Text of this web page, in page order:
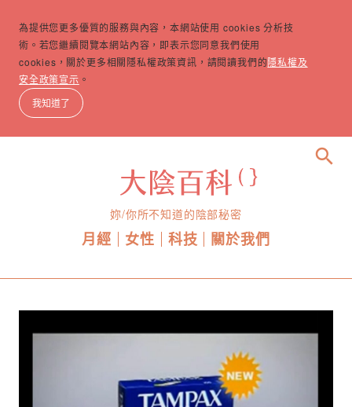
為提供您更多優質的服務與內容，本網站使用 cookies 分析技
術。若您繼續閱覽本網站內容，即表示您同意我們使用
cookies，關於更多相關隱私權政策資訊，請閱讀我們的隱私權及
安全政策宣示 。
我知道了
妳/你所不知道的陰部秘密
月經 女性 科技 關於我們
search